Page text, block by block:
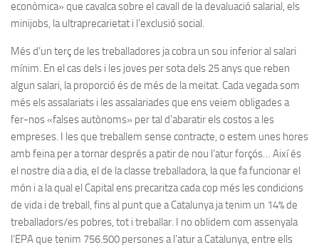
econòmica» que cavalca sobre el cavall de la devaluació salarial, els
minijobs, la ultraprecarietat i l’exclusió social.
Més d’un terç de les treballadores ja cobra un sou inferior al salari
mínim. En el cas dels i les joves per sota dels 25 anys que reben
algun salari, la proporció és de més de la meitat. Cada vegada som
més els assalariats i les assalariades que ens veiem obligades a
fer-nos «falses autònoms» per tal d’abaratir els costos a les
empreses. I les que treballem sense contracte, o estem unes hores
amb feina per a tornar després a patir de nou l’atur forçós… Així és
el nostre dia a dia, el de la classe treballadora, la que fa funcionar el
món i a la qual el Capital ens precaritza cada cop més les condicions
de vida i de treball, fins al punt que a Catalunya ja tenim un 14% de
treballadors/es pobres, tot i treballar. I no oblidem com assenyala
l’EPA que tenim 756.500 persones a l’atur a Catalunya, entre ells